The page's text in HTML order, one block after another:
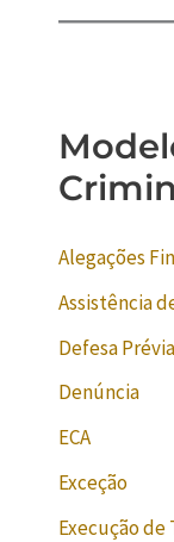
Alegações
Assistência
Defesa Prévia
Denúncia
ECA
Exceção
Execução